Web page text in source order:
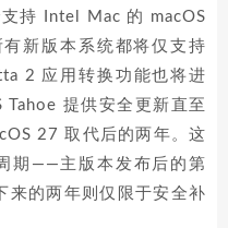
持 Intel Mac 的 macOS
新版本系统都将仅支持
2 应用转换功能也将进
Tahoe 提供安全更新直至
27 取代后的两年。这
期——主版本发布后的第
来的两年则仅限于安全补